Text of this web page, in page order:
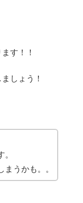
す！！
しょう！
うかも。。